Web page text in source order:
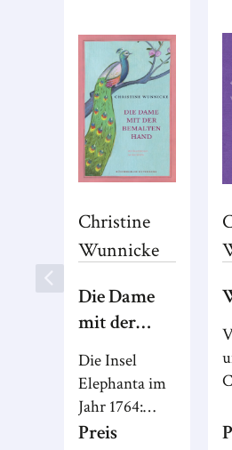
Christine
Wunnicke
Die Dame
mit der
bemalten
Hand
Die Insel
Elephanta im
Jahr 1764:
Indien stand
Preis